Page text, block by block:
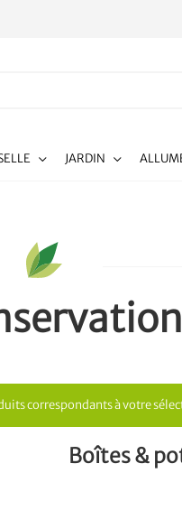
JARDIN
correspondants à votre
Boîtes &